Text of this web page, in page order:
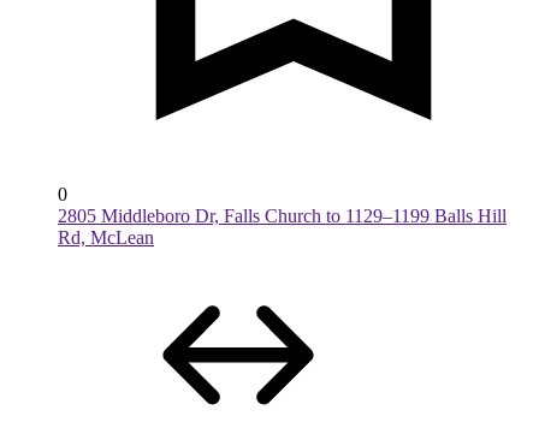
0
2805 Middleboro Dr, Falls Church to 1129–1199 Balls Hill
Rd, McLean